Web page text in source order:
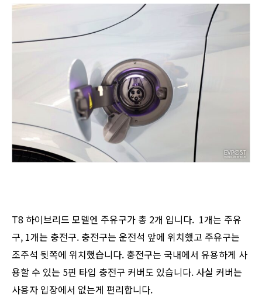
T8 하이브리드 모델엔 주유구가 총 2개 입니다. 1개는 주유
구, 1개는 충전구. 충전구는 운전석 앞에 위치했고 주유구는
조주석 뒷쪽에 위치했습니다. 충전구는 국내에서 유용하게 사
용할 수 있는 5핀 타입 충전구 커버도 있습니다. 사실 커버는
사용자 입장에서 없는게 편리합니다.